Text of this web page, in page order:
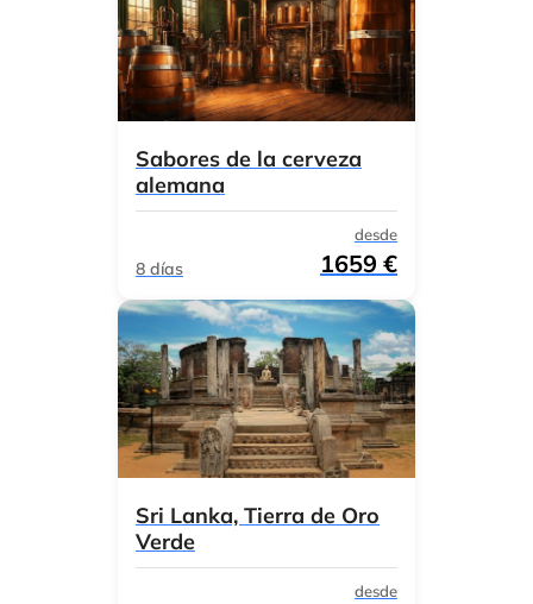
Sabores de la cerveza
alemana
8 días
desde
1659 €
Sri Lanka, Tierra de Oro
Verde
desde